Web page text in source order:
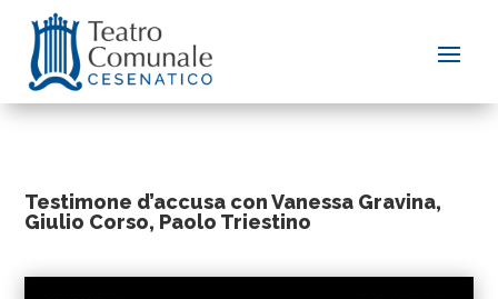
Testimone d’accusa con Vanessa Gravina,
Giulio Corso, Paolo Triestino